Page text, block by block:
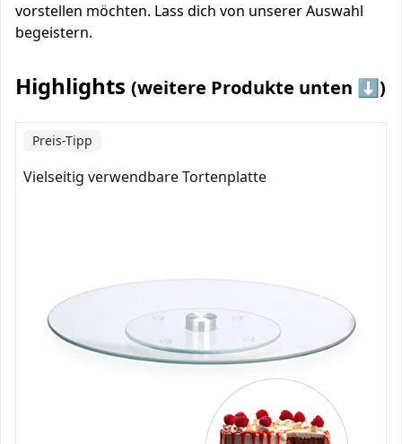
vorstellen möchten. Lass dich von unserer Auswahl
begeistern.
Highlights (weitere Produkte unten ⬇️)
Preis-Tipp
Vielseitig verwendbare Tortenplatte